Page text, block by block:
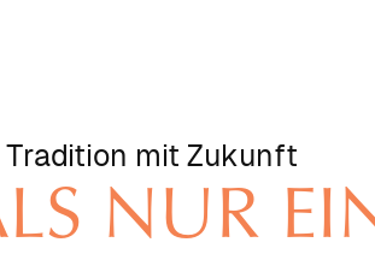
Tradition mit Zukunft
NUR